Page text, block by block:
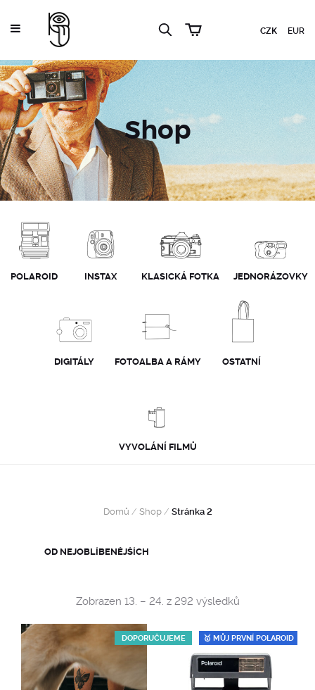
CZK EUR
Shop
POLAROID INSTAX KLASICKÁ FOTKA JEDNORÁZOVKY
DIGITÁLY FOTOALBA A RÁMY OSTATNÍ
VYVOLÁNÍ FILMŮ
Domů / Shop / Stránka 2
Zobrazen 13. – 24. z 292 výsledkůSorted
popularity
DOPORUČUJEME 🥇 MŮJ PRVNÍ POLAROID